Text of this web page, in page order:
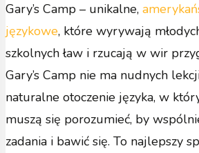
Gary’s Camp – unikalne,
językowe, które wyrywają
szkolnych ław i rzucają w wir
Gary’s Camp nie ma nudnych
naturalne otoczenie języka, w
muszą się porozumieć, by
zadania i bawić się. To najlepszy